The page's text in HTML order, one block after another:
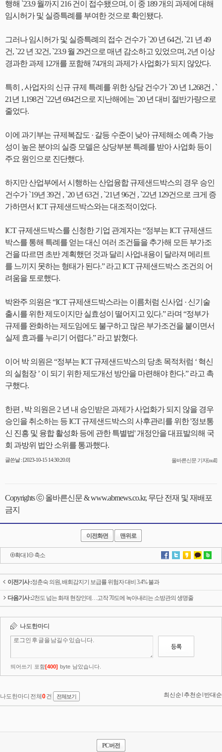
행해 `23.9 월까지 216 건이 접수됐으며, 이 중 189 개의 과제에 대해
임시허가 및 실증특례를 부여한 것으로 확인됐다.
그러나 임시허가 및 실증특례의 접수 건수가 `20 년 64건, `21 년 49
건, `22 년 32건, `23.9 월 29건으로 매년 감소하고 있었으며, 2년 이상
경과한 과제 12개를 포함해 74개의 과제가 사업화가 되지 않았다.
특히 , 사업자의 신규 규제 특례를 위한 상담 건수가 `20 년 1,268건 , `
21년 1,198건 `22년 694건으로 지난해에는 `20 년 대비 절반가량으로
줄었다.
이에 과기부는 규제복잡도 · 갈등 수준이 낮아 규제해소 예측 가능
성이 높은 분야의 실증 모델은 상당부분 특례를 받아 사업화 등이
주요 원인으로 진단했다.
하지만 산업부에서 시행하는 산업융합 규제샌드박스의 경우 승인
건수가 `19년 39건 , `20 년 63건 , `21년 96건 , `22년 129건으로 크게 증
가하면서 ICT 규제샌드박스와는 대조적이었다.
ICT 규제샌드박스를 신청한 기업 관계자는 “정부는 ICT 규제샌드
박스를 통해 특례를 얻는 대신 여러 조건들을 추가해 모든 부가조
건을 따르면 초반 계획했던 것과 달리 사업내용이 달라져 메리트
를 느끼지 못하는 형태가 된다.” 라고 ICT 규제샌드박스 조건의 어
려움을 토로했다.
박완주 의원은 “ICT 규제샌드박스라는 이름처럼 신사업 · 신기술
출시를 위한 제도이지만 실효성이 떨어지고 있다.” 라며 “정부가
규제를 완화하는 제도임에도 불구하고 많은 부가조건을 붙이면서
실제 효과를 누리기 어렵다.” 라고 밝혔다.
이어 박 의원은 “정부는 ICT 규제샌드박스의 당초 목적처럼 ‘ 혁신
의 실험장 ’ 이 되기 위한 제도개선 방안을 마련해야 한다.” 라고 촉
구했다.
한편 , 박 의원은 2 년 내 승인받은 과제가 사업화가 되지 않을 경우
승인을 취소하는 등 ICT 규제샌드박스의 사후관리를 위한 '정보통
신 진흥 및 융합 활성화 등에 관한 특별법' 개정안을 대표발의해 국
회 과방위 법안 소위를 통과했다.
글쓴날 : [2023-10-15 14:30:20.0] 올바른신문 기자[null]
Copyrights ⓒ 올바른신문 & www.abrnews.co.kr, 무단 전재 및 재배포
금지
이전화면 맨위로
확대 l 축소
이전기사 :정춘숙 의원, 배회감지기 보급률 위험자 대비 3.4% 불과
다음기사 :2천도 넘는 화재 현장인데…고작 70도에 녹아내리는 소방관의 생명줄
PC버전